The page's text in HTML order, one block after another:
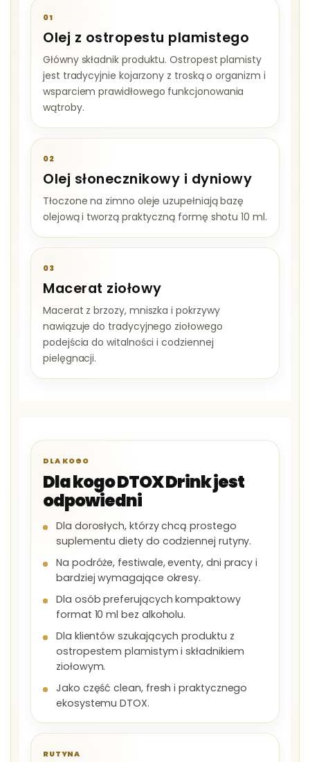
01
Olej z ostropestu plamistego
Główny składnik produktu. Ostropest plamisty
jest tradycyjnie kojarzony z troską o organizm i
wsparciem prawidłowego funkcjonowania
wątroby.
02
Olej słonecznikowy i dyniowy
Tłoczone na zimno oleje uzupełniają bazę
olejową i tworzą praktyczną formę shotu 10 ml.
03
Macerat ziołowy
Macerat z brzozy, mniszka i pokrzywy
nawiązuje do tradycyjnego ziołowego
podejścia do witalności i codziennej
pielęgnacji.
DLA KOGO
Dla kogo DTOX Drink jest
odpowiedni
Dla dorosłych, którzy chcą prostego
suplementu diety do codziennej rutyny.
Na podróże, festiwale, eventy, dni pracy i
bardziej wymagające okresy.
Dla osób preferujących kompaktowy
format 10 ml bez alkoholu.
Dla klientów szukających produktu z
ostropestem plamistym i składnikiem
ziołowym.
Jako część clean, fresh i praktycznego
ekosystemu DTOX.
RUTYNA